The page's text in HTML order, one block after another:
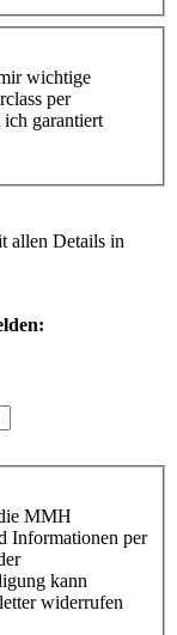
wichtige
per
garantiert
allen Details in
MMH
Informationen per
kann
widerrufen